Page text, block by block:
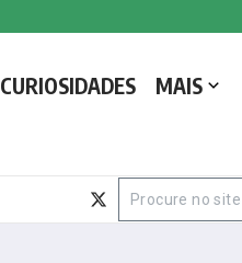
CURIOSIDADES
MAIS